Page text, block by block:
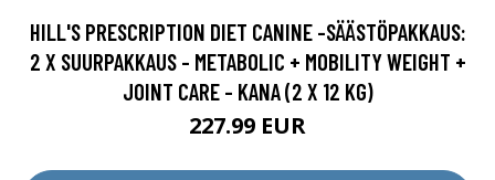
HILL'S PRESCRIPTION DIET CANINE -SÄÄSTÖPAKKAUS:
2 X SUURPAKKAUS - METABOLIC + MOBILITY WEIGHT +
JOINT CARE - KANA (2 X 12 KG)
227.99 EUR